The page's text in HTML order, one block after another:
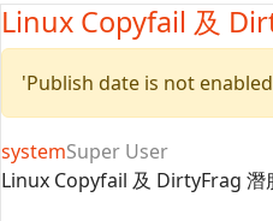
Linux Copyfail 及
'Publish date is not
systemSuper User
Linux Copyfail 及 DirtyFrag 潛